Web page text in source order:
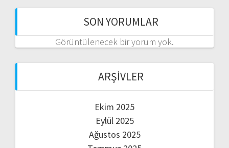
SON YORUMLAR
Görüntülenecek bir yorum yok.
ARŞIVLER
Ekim 2025
Eylül 2025
Ağustos 2025